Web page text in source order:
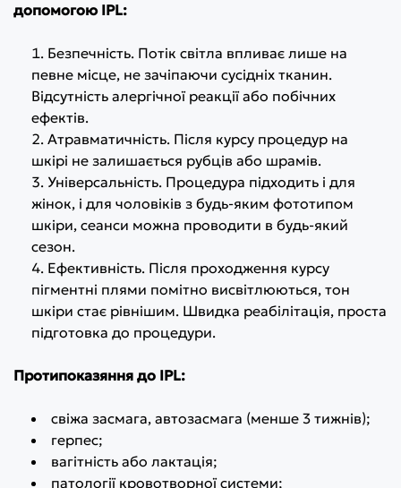
допомогою IPL:
Безпечність. Потік світла впливає лише на
певне місце, не зачіпаючи сусідніх тканин.
Відсутність алергічної реакції або побічних
ефектів.
Атравматичність. Після курсу процедур на
шкірі не залишається рубців або шрамів.
Універсальність. Процедура підходить і для
жінок, і для чоловіків з будь-яким фототипом
шкіри, сеанси можна проводити в будь-який
сезон.
Ефективність. Після проходження курсу
пігментні плями помітно висвітлюються, тон
шкіри стає рівнішим. Швидка реабілітація, проста
підготовка до процедури.
Протипоказяння до IPL:
свіжа засмага, автозасмага (менше 3 тижнів);
герпес;
вагітність або лактація;
патології кровотворної системи;